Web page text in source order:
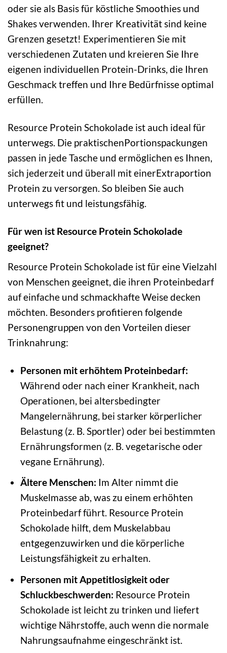
oder sie als Basis für köstliche Smoothies und
Shakes verwenden. Ihrer Kreativität sind keine
Grenzen gesetzt! Experimentieren Sie mit
verschiedenen Zutaten und kreieren Sie Ihre
eigenen individuellen Protein-Drinks, die Ihren
Geschmack treffen und Ihre Bedürfnisse optimal
erfüllen.
Resource Protein Schokolade ist auch ideal für
unterwegs. Die praktischenPortionspackungen
passen in jede Tasche und ermöglichen es Ihnen,
sich jederzeit und überall mit einerExtraportion
Protein zu versorgen. So bleiben Sie auch
unterwegs fit und leistungsfähig.
Für wen ist Resource Protein Schokolade
geeignet?
Resource Protein Schokolade ist für eine Vielzahl
von Menschen geeignet, die ihren Proteinbedarf
auf einfache und schmackhafte Weise decken
möchten. Besonders profitieren folgende
Personengruppen von den Vorteilen dieser
Trinknahrung:
Personen mit erhöhtem Proteinbedarf:
Während oder nach einer Krankheit, nach
Operationen, bei altersbedingter
Mangelernährung, bei starker körperlicher
Belastung (z. B. Sportler) oder bei bestimmten
Ernährungsformen (z. B. vegetarische oder
vegane Ernährung).
Ältere Menschen: Im Alter nimmt die
Muskelmasse ab, was zu einem erhöhten
Proteinbedarf führt. Resource Protein
Schokolade hilft, dem Muskelabbau
entgegenzuwirken und die körperliche
Leistungsfähigkeit zu erhalten.
Personen mit Appetitlosigkeit oder
Schluckbeschwerden: Resource Protein
Schokolade ist leicht zu trinken und liefert
wichtige Nährstoffe, auch wenn die normale
Nahrungsaufnahme eingeschränkt ist.